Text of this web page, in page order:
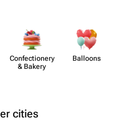
Confect​ionery
& Bakery
Balloons
cities